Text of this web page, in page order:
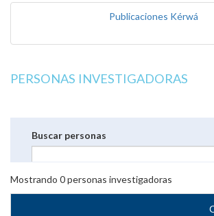
Publicaciones Kérwá
PERSONAS INVESTIGADORAS
Buscar personas
Mostrando 0personas investigadoras